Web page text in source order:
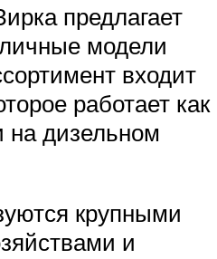
предлагает
модели
входит
работает как
на дизельном
крупными
и